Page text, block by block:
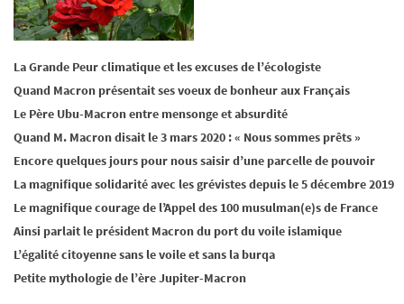
La Grande Peur climatique et les excuses de l’écologiste
Quand Macron présentait ses voeux de bonheur aux Français
Le Père Ubu-Macron entre mensonge et absurdité
Quand M. Macron disait le 3 mars 2020 : « Nous sommes prêts »
Encore quelques jours pour nous saisir d’une parcelle de pouvoir
La magnifique solidarité avec les grévistes depuis le 5 décembre 2019
Le magnifique courage de l’Appel des 100 musulman(e)s de France
Ainsi parlait le président Macron du port du voile islamique
L’égalité citoyenne sans le voile et sans la burqa
Petite mythologie de l’ère Jupiter-Macron